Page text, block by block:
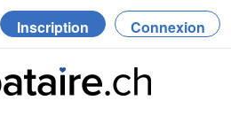
Inscription Connexion